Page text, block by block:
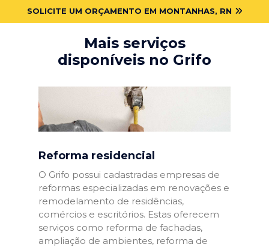
SOLICITE UM ORÇAMENTO EM MONTANHAS, RN
Mais serviços
disponíveis no Grifo
Reforma residencial
O Grifo possui cadastradas empresas de
reformas especializadas em renovações e
remodelamento de residências,
comércios e escritórios. Estas oferecem
serviços como reforma de fachadas,
ampliação de ambientes, reforma de